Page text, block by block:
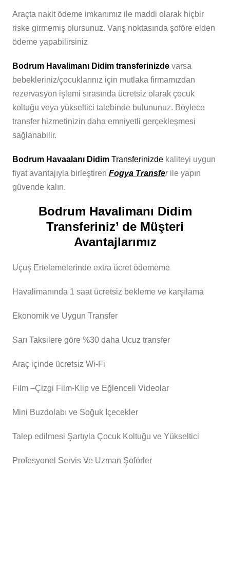
Araçta nakit ödeme imkanımız ile maddi olarak hiçbir
riske girmemiş olursunuz. Varış noktasında şoföre elden
ödeme yapabilirsiniz
Bodrum Havalimanı Didim transferinizde varsa
bebekleriniz/çocuklarınız için mutlaka firmamızdan
rezervasyon işlemi sırasında ücretsiz olarak çocuk
koltuğu veya yükseltici talebinde bulununuz. Böylece
transfer hizmetinizin daha emniyetli gerçekleşmesi
sağlanabilir.
Bodrum Havaalanı Didim Transferinizde kaliteyi uygun
fiyat avantajıyla birleştiren Fogya Transferile yapın
güvende kalın.
Bodrum Havalimanı Didim
Transferiniz’ de Müşteri
Avantajlarımız
Uçuş Ertelemelerinde extra ücret ödememe
Havalimanında 1 saat ücretsiz bekleme ve karşılama
Ekonomik ve Uygun Transfer
Sarı Taksilere göre %30 daha Ucuz transfer
Araç içinde ücretsiz Wi-Fi
Film –Çizgi Film-Klip ve Eğlenceli Videolar
Mini Buzdolabı ve Soğuk İçecekler
Talep edilmesi Şartıyla Çocuk Koltuğu ve Yükseltici
Profesyonel Servis Ve Uzman Şoförler